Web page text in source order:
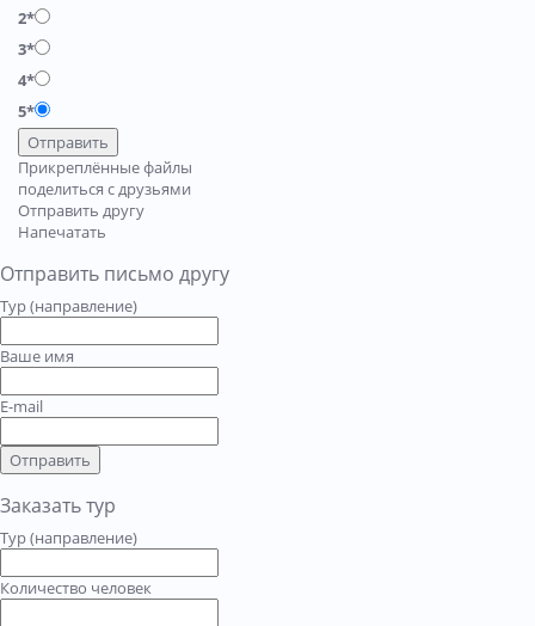
2*
3*
4*
5*
Отправить
Прикреплённые файлы
поделиться с друзьями
Отправить другу
Напечатать
Отправить письмо другу
Тур (направление)
Ваше имя
E-mail
Отправить
Заказать тур
Тур (направление)
Количество человек